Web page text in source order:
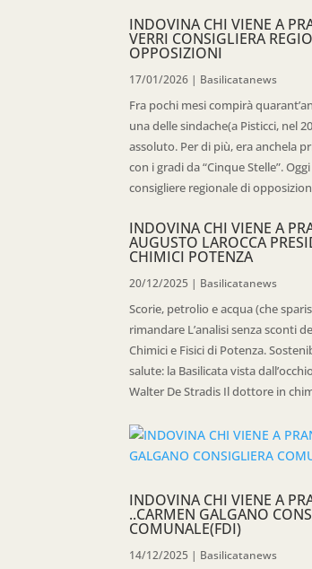
INDOVINA CHI VIENE A
VERRI CONSIGLIERA
OPPOSIZIONI
17/01/2026| Basilicatanews
Fra pochi mesi compirà
una delle sindache(a Pisticci, nel
assoluto. Per di più, era anchela
con i gradi da “Cinque Stelle”.
consigliere regionale di
INDOVINA CHI VIENE A
AUGUSTO LAROCCA
CHIMICI POTENZA
20/12/2025 | Basilicatanews
Scorie, petrolio e acqua (che
rimandare L’analisi senza sconti
Chimici e Fisici di Potenza.
salute: la Basilicata vista
Walter De Stradis Il dottore in
INDOVINA CHI VIENE A
..CARMEN GALGANO
COMUNALE(FDI)
14/12/2025 | Basilicatanews